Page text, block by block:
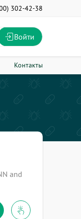
302-42-38
Войти
Контакты
and